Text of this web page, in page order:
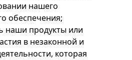
нашего
обеспечения;
наши продукты или
в незаконной и
которая